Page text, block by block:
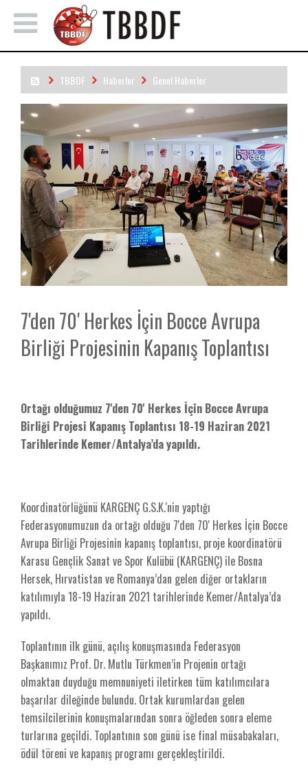
TBBDF Haberler
Genel Haberler
7'den 70' Herkes İçin Bocce Avrupa Birliği Projesinin Kapanış
Toplantısı
7'den 70' Herkes İçin Bocce Avrupa
Birliği Projesinin Kapanış Toplantısı
Ortağı olduğumuz 7'den 70' Herkes İçin Bocce Avrupa
Birliği Projesi Kapanış Toplantısı 18-19 Haziran 2021
Tarihlerinde Kemer/Antalya’da yapıldı.
Koordinatörlüğünü KARGENÇ G.S.K.'nin yaptığı
Federasyonumuzun da ortağı olduğu 7'den 70' Herkes İçin Bocce
Avrupa Birliği Projesinin kapanış toplantısı, proje koordinatörü
Karasu Gençlik Sanat ve Spor Kulübü (KARGENÇ) ile Bosna
Hersek, Hırvatistan ve Romanya’dan gelen diğer ortakların
katılımıyla 18-19 Haziran 2021 tarihlerinde Kemer/Antalya’da
yapıldı.
Toplantının ilk günü, açılış konuşmasında Federasyon
Başkanımız Prof. Dr. Mutlu Türkmen’in Projenin ortağı
olmaktan duyduğu memnuniyeti iletirken tüm katılımcılara
başarılar dileğinde bulundu. Ortak kurumlardan gelen
temsilcilerinin konuşmalarından sonra öğleden sonra eleme
turlarına geçildi. Toplantının son günü ise final müsabakaları,
ödül töreni ve kapanış programı gerçekleştirildi.